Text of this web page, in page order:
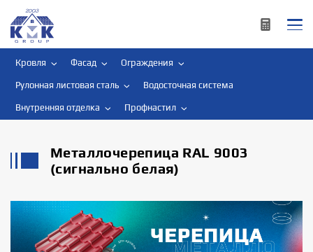
Кровля Фасад Ограждения
Рулонная листовая сталь Водосточная система
Внутренняя отделка Профнастил
Металлочерепица RAL 9003
(сигнально белая)